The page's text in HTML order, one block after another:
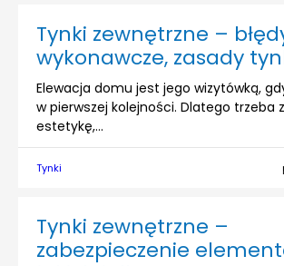
Tynki zewnętrzne –
wykonawcze, zasady
Elewacja domu jest jego wizytówką,
w pierwszej kolejności. Dlatego trzeba
estetykę,...
Tynki
Tynki zewnętrzne –
zabezpieczenie